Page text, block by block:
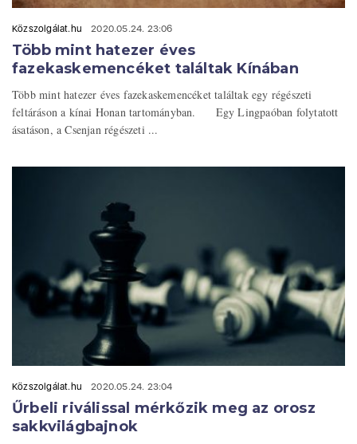
Közszolgálat.hu 2020.05.24. 23:06
Több mint hatezer éves
fazekaskemencéket találtak Kínában
Több mint hatezer éves fazekaskemencéket találtak egy régészeti
feltáráson a kínai Honan tartományban. Egy Lingpaóban folytatott
ásatáson, a Csenjan régészeti ...
Közszolgálat.hu 2020.05.24. 23:04
Űrbeli riválissal mérkőzik meg az orosz
sakkvilágbajnok